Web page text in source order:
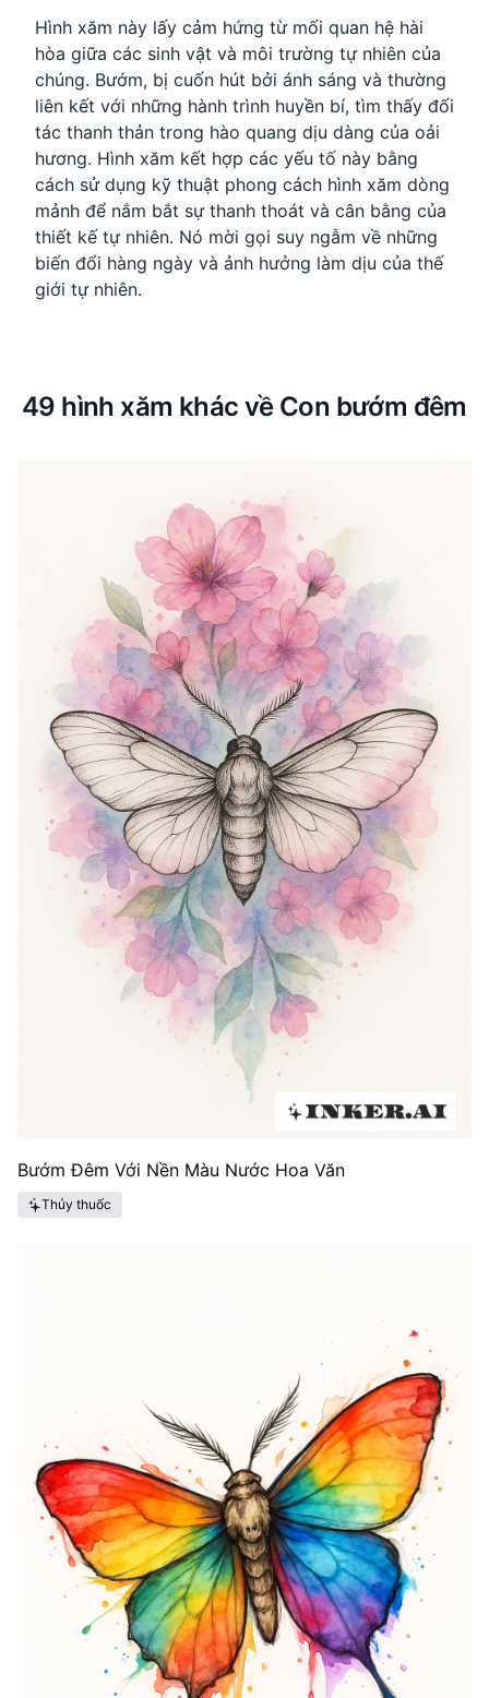
Hình xăm này lấy cảm hứng từ mối quan hệ hài
hòa giữa các sinh vật và môi trường tự nhiên của
chúng. Bướm, bị cuốn hút bởi ánh sáng và thường
liên kết với những hành trình huyền bí, tìm thấy đối
tác thanh thản trong hào quang dịu dàng của oải
hương. Hình xăm kết hợp các yếu tố này bằng
cách sử dụng kỹ thuật phong cách hình xăm dòng
mảnh để nắm bắt sự thanh thoát và cân bằng của
thiết kế tự nhiên. Nó mời gọi suy ngẫm về những
biến đổi hàng ngày và ảnh hưởng làm dịu của thế
giới tự nhiên.
49 hình xăm khác về Con bướm đêm
Bướm Đêm Với Nền Màu Nước Hoa Văn
Thủy thuốc